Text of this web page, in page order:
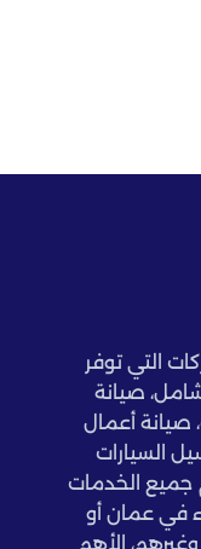
التي توفر
صيانة
صيانة أعمال
السيارات
جميع الخدمات
في عمان أو
وغيرهم، الأهم